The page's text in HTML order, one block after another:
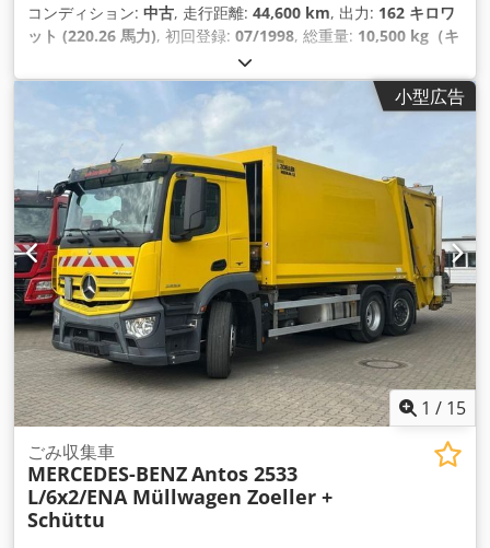
コンディション: 中古, 走行距離: 44,600 km, 出力: 162 キロワ
ット (220.26 馬力), 初回登録: 07/1998, 総重量: 10,500 kg（キ
ディーゼル
式:機械式, 製造年:1998, 装備:ABS（アンチロック・ブレー
キ・システム）
小型広告
1 / 15
ごみ収集車
MERCEDES-BENZAntos 2533
L/6x2/ENA Müllwagen Zoeller +
Schüttu